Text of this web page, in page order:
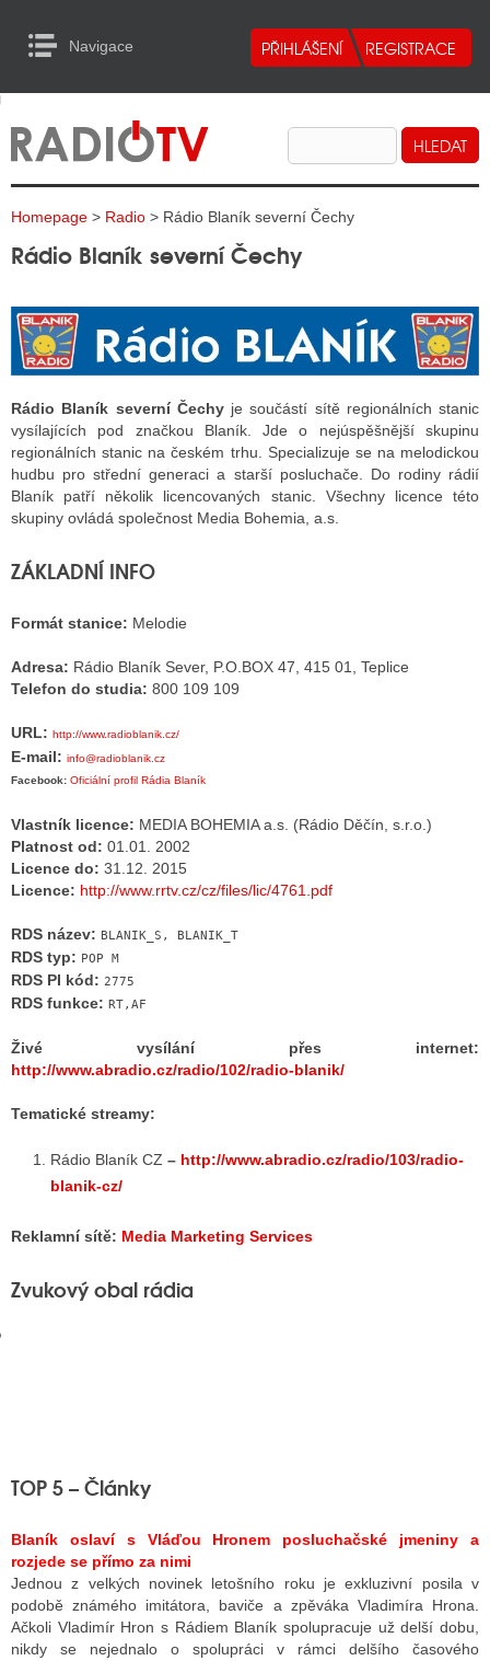
Navigace
RADIA
TELEVIZE
INTERNET
TISK
RADIA
RÁDIÍ
VYSÍLAČE
TELEVIZE
INTERNET
STRÁNKY RÁDIÍ
STRÁNKY TV
TISK
to Content
Homepage > Radio > Rádio Blaník severní Čechy
Rádio Blaník severní Čechy
Rádio Blaník severní Čechyje součástí sítě regionálních stanic
vysílajících pod značkou Blaník. Jde o nejúspěšnější skupinu
regionálních stanic na českém trhu. Specializuje se na melodickou
hudbu pro střední generaci a starší posluchače. Do rodiny rádií
Blaník patří několik licencovaných stanic. Všechny licence této
skupiny ovládá společnost Media Bohemia, a.s.
ZÁKLADNÍ INFO
Formát stanice: Melodie
Adresa: Rádio Blaník Sever, P.O.BOX 47, 415 01, Teplice
Telefon do studia: 800 109 109
URL: http://www.radioblanik.cz/
E-mail: info@radioblanik.cz
Facebook: Oficiální profil Rádia Blaník
Vlastník licence: MEDIA BOHEMIA a.s. (Rádio Děčín, s.r.o.)
Platnost od: 01.01. 2002
Licence do: 31.12. 2015
Licence: http://www.rrtv.cz/cz/files/lic/4761.pdf
RDS název: BLANIK_S, BLANIK_T
RDS typ: POP M
RDS PI kód: 2775
RDS funkce: RT,AF
Živé vysílání přes internet:
http://www.abradio.cz/radio/102/radio-blanik/
Tematické streamy:
Rádio Blaník CZ – http://www.abradio.cz/radio/103/radio-
blanik-cz/
Reklamní sítě: Media Marketing Services
Zvukový obal rádia
TOP 5 – Články
Blaník oslaví s Vláďou Hronem posluchačské jmeniny a
rozjede se přímo za nimi
Jednou z velkých novinek letošního roku je exkluzivní posila v
podobě známého imitátora, baviče a zpěváka Vladimíra Hrona.
Ačkoli Vladimír Hron s Rádiem Blaník spolupracuje už delší dobu,
nikdy se nejednalo o spolupráci v rámci delšího časového